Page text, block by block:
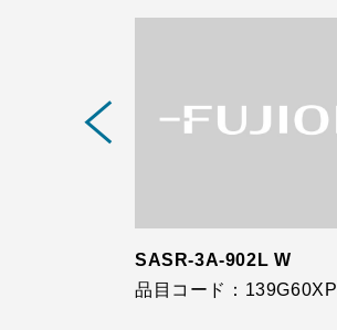
SASR-3A-902L W
品目コード：139G60XP